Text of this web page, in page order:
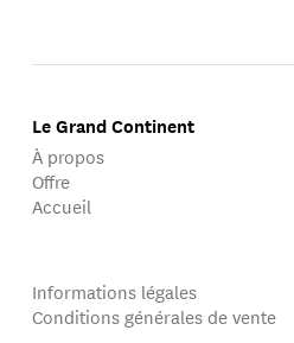
Le Grand Continent
À propos
Offre
Accueil
Informations légales
Conditions générales de vente